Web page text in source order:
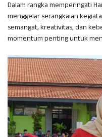
Dalam rangka memperingati
menggelar serangkaian
semangat, kreativitas, dan
momentum penting untuk